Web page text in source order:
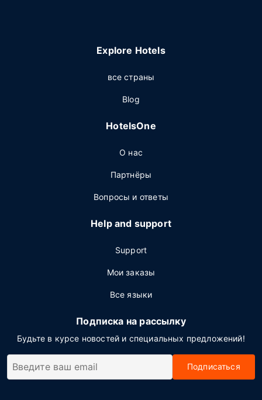
Explore Hotels
все страны
Blog
HotelsOne
О нас
Партнёры
Вопросы и ответы
Help and support
Support
Мои заказы
Все языки
Подписка на рассылку
Будьте в курсе новостей и специальных предложений!
Подписаться